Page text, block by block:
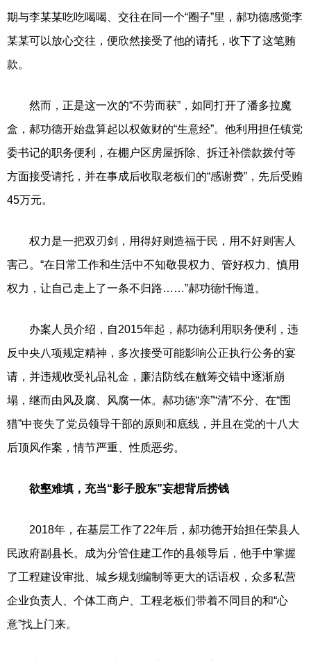
期与李某某吃吃喝喝、交往在同一个“圈子”里，郝功德感觉李
某某可以放心交往，便欣然接受了他的请托，收下了这笔贿
款。
然而，正是这一次的“不劳而获”，如同打开了潘多拉魔
盒，郝功德开始盘算起以权敛财的“生意经”。他利用担任镇党
委书记的职务便利，在棚户区房屋拆除、拆迁补偿款拨付等
方面接受请托，并在事成后收取老板们的“感谢费”，先后受贿
45万元。
权力是一把双刃剑，用得好则造福于民，用不好则害人
害己。“在日常工作和生活中不知敬畏权力、管好权力、慎用
权力，让自己走上了一条不归路……”郝功德忏悔道。
办案人员介绍，自2015年起，郝功德利用职务便利，违
反中央八项规定精神，多次接受可能影响公正执行公务的宴
请，并违规收受礼品礼金，廉洁防线在觥筹交错中逐渐崩
塌，继而由风及腐、风腐一体。郝功德“亲”“清”不分、在“围
猎”中丧失了党员领导干部的原则和底线，并且在党的十八大
后顶风作案，情节严重、性质恶劣。
欲壑难填，充当“影子股东”妄想背后捞钱
2018年，在基层工作了22年后，郝功德开始担任荣县人
民政府副县长。成为分管住建工作的县领导后，他手中掌握
了工程建设审批、城乡规划编制等更大的话语权，众多私营
企业负责人、个体工商户、工程老板们带着不同目的和“心
意”找上门来。